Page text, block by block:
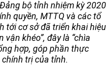
bộ tỉnh nhiệm kỳ 2020
quyền, MTTQ và các tổ
tới cơ sở đã triển khai hiệu
khéo”, đây là “chìa
hợp, góp phần thực
trị của tỉnh.